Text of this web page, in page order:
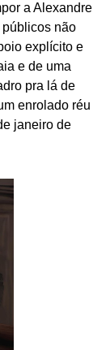
a Alexandre
não
explícito e
e de uma
pra lá de
enrolado réu
janeiro de